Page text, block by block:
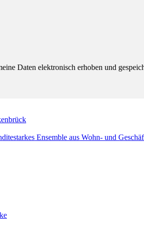
Daten elektronisch erhoben und
Ensemble aus Wohn- und